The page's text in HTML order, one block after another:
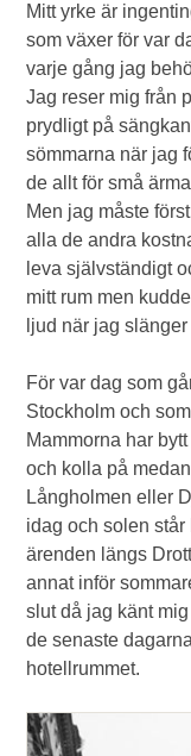
Mitt yrke är
som växer för var
varje gång jag
Jag reser mig från
prydligt på
sömmarna när jag
de allt för små
Men jag måste
alla de andra
leva självständigt
mitt rum men
ljud när jag
För var dag som
Stockholm och
Mammorna har
och kolla på
Långholmen eller
idag och solen
ärenden längs
annat inför
slut då jag känt
de senaste
hotellrummet.